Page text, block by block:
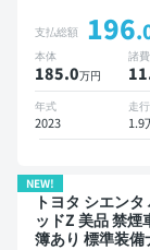
ポットモニター
ーズ スマートキ
ックモニター ド
ーダー 衝突軽減
スライドドア
支払総額 196
本体
185.0万円
諸
11
年式
2023
走
1.9
NEW!
トヨタ シエンタ
ッドZ 美品 禁煙
簿あり 標準装備